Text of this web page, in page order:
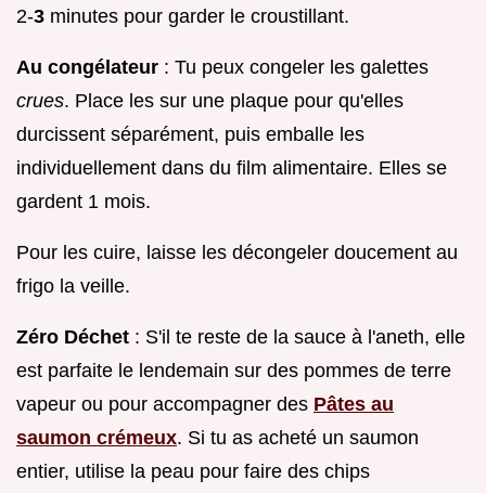
2-3 minutes pour garder le croustillant.
Au congélateur : Tu peux congeler les galettes
crues. Place les sur une plaque pour qu'elles
durcissent séparément, puis emballe les
individuellement dans du film alimentaire. Elles se
gardent 1 mois.
Pour les cuire, laisse les décongeler doucement au
frigo la veille.
Zéro Déchet : S'il te reste de la sauce à l'aneth, elle
est parfaite le lendemain sur des pommes de terre
vapeur ou pour accompagner des Pâtes au
saumon crémeux. Si tu as acheté un saumon
entier, utilise la peau pour faire des chips